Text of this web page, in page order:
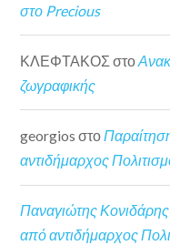
στο Precious
ΚΛΕΦΤΑΚΟΣ στο
ζωγραφικής
georgios στο
αντιδήμαρχος
Παναγιώτης Κονιδάρης
από αντιδήμαρχος